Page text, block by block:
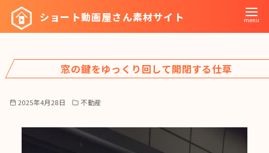
ツ
ショート動画屋さん素材サイト
窓の鍵をゆっくり回して開閉する仕草
2025年4月28日 不動産